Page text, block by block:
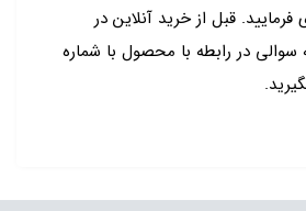
قبل از خرید آنلاین در
در رابطه با محصول با شماره